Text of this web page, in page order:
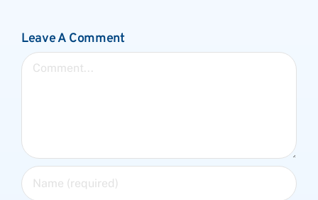
Leave A Comment
Comment